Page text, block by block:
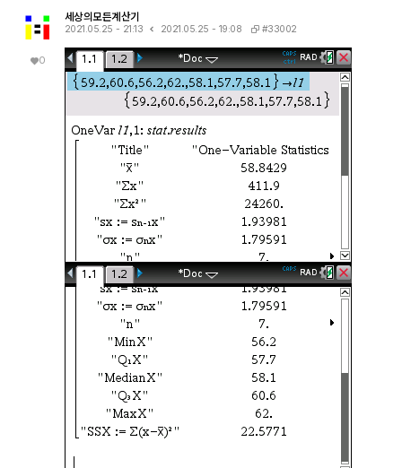
0
세상의모든계산기
2021.05.25 - 21:13 2021.05.25 - 19:08 #33002